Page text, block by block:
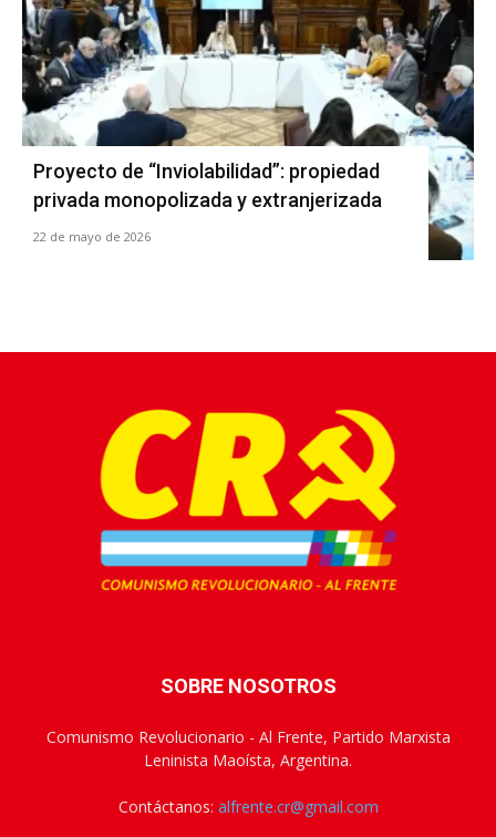
Proyecto de “Inviolabilidad”: propiedad
privada monopolizada y extranjerizada
22 de mayo de 2026
SOBRE NOSOTROS
Comunismo Revolucionario - Al Frente, Partido Marxista
Leninista Maoísta, Argentina.
Contáctanos: alfrente.cr@gmail.com